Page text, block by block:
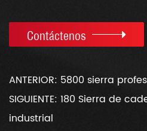
Peso neto
Contáctenos
ANTERIOR: 5800 sierra
SIGUIENTE: 180 Sierra de
industrial